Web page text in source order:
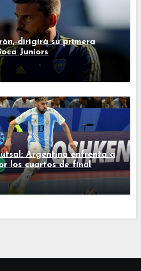
dirigirá su primera
Juniors
Argentina enfrenta a
los cuartos de final